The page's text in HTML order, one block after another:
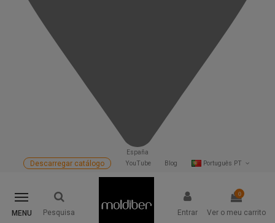
España
Português PT
Blog
YouTube
Descarregar catálogo
MENU Pesquisa Entrar
0
Ver o meu carrito